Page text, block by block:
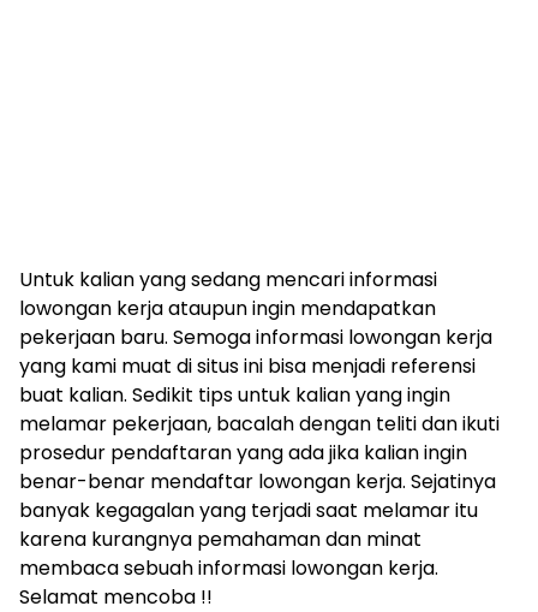
Untuk kalian yang sedang mencari informasi
lowongan kerja ataupun ingin mendapatkan
pekerjaan baru. Semoga informasi lowongan kerja
yang kami muat di situs ini bisa menjadi referensi
buat kalian. Sedikit tips untuk kalian yang ingin
melamar pekerjaan, bacalah dengan teliti dan ikuti
prosedur pendaftaran yang ada jika kalian ingin
benar-benar mendaftar lowongan kerja. Sejatinya
banyak kegagalan yang terjadi saat melamar itu
karena kurangnya pemahaman dan minat
membaca sebuah informasi lowongan kerja.
Selamat mencoba !!